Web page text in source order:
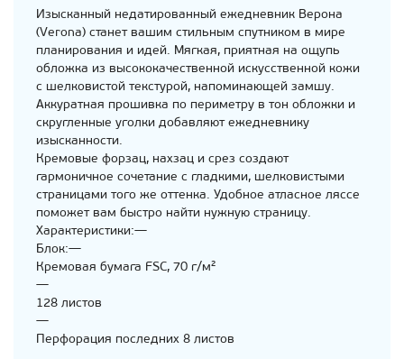
Изысканный недатированный ежедневник Верона
(Verona) станет вашим стильным спутником в мире
планирования и идей. Мягкая, приятная на ощупь
обложка из высококачественной искусственной кожи
с шелковистой текстурой, напоминающей замшу.
Аккуратная прошивка по периметру в тон обложки и
скругленные уголки добавляют ежедневнику
изысканности.
Кремовые форзац, нахзац и срез создают
гармоничное сочетание с гладкими, шелковистыми
страницами того же оттенка. Удобное атласное ляссе
поможет вам быстро найти нужную страницу.
Характеристики:—
Блок:—
Кремовая бумага FSC, 70 г/м²
—
128 листов
—
Перфорация последних 8 листов